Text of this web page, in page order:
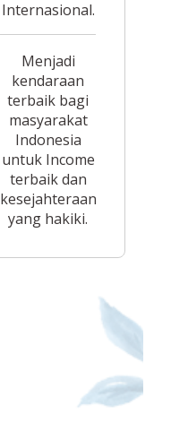
Internasional.
Menjadi
kendaraan
terbaik bagi
masyarakat
Indonesia
untuk Income
terbaik dan
kesejahteraan
yang hakiki.